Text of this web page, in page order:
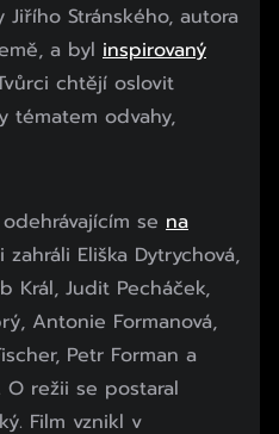
Stránského, autora
a byl inspirovaný
chtějí oslovit
tématem odvahy,
odehrávajícím se na
zahráli Eliška Dytrychová,
Král, Judit Pecháček,
Antonie Formanová,
Petr Forman a
O režii se postaral
Film vznikl v